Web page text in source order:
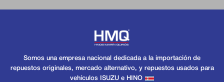
Somos una empresa nacional dedicada a la importación de
repuestos originales, mercado alternativo, y repuestos usados para
vehículos ISUZU e HINO